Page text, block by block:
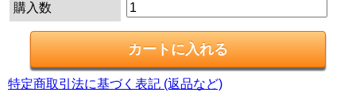
購入数
特定商取引法に基づく表記 (返品など)